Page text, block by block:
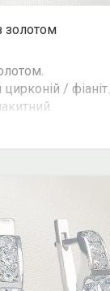
золотом
/ фіаніт.
так.